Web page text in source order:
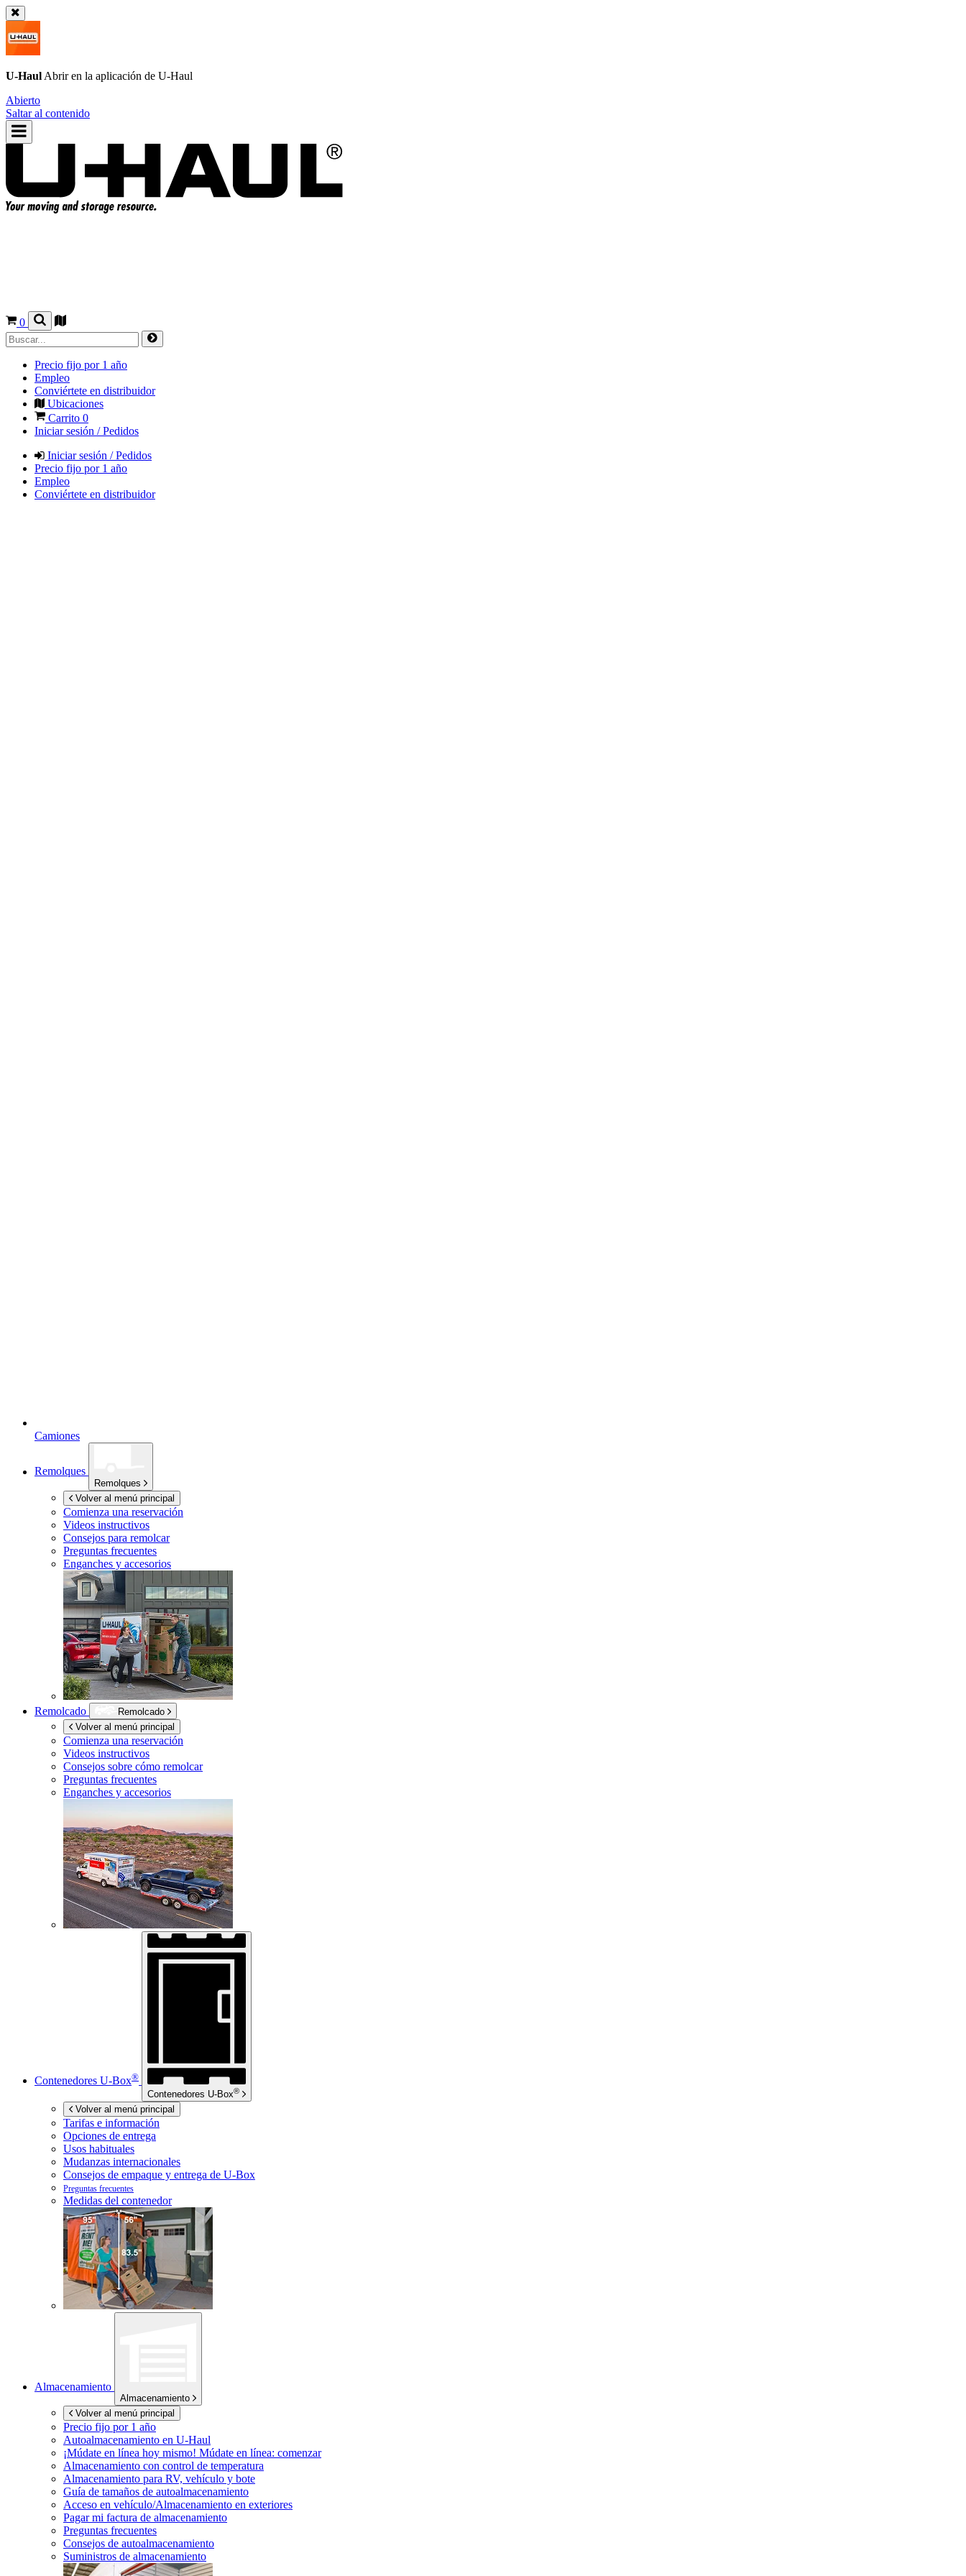
U-Haul Abrir en la aplicación de U-Haul
Abierto
Saltar al contenido
0
Precio fijo por 1 año
Empleo
Conviértete en distribuidor
Ubicaciones
Carrito 0
Iniciar sesión / Pedidos
Iniciar sesión / Pedidos
Precio fijo por 1 año
Empleo
Conviértete en distribuidor
Camiones
Remolques
Remolques
Volver al menú principal
Comienza una reservación
Videos instructivos
Consejos para remolcar
Preguntas frecuentes
Enganches y accesorios
Remolcado
Remolcado
Volver al menú principal
Comienza una reservación
Videos instructivos
Consejos sobre cómo remolcar
Preguntas frecuentes
Enganches y accesorios
Contenedores U-Box®
Contenedores U-Box®
Volver al menú principal
Tarifas e información
Opciones de entrega
Usos habituales
Mudanzas internacionales
Consejos de empaque y entrega de U-Box
Preguntas frecuentes
Medidas del contenedor
Almacenamiento
Almacenamiento
Volver al menú principal
Precio fijo por 1 año
Autoalmacenamiento en U-Haul
¡Múdate en línea hoy mismo! Múdate en línea: comenzar
Almacenamiento con control de temperatura
Almacenamiento para RV, vehículo y bote
Guía de tamaños de autoalmacenamiento
Acceso en vehículo/Almacenamiento en exteriores
Pagar mi factura de almacenamiento
Preguntas frecuentes
Consejos de autoalmacenamiento
Suministros de almacenamiento